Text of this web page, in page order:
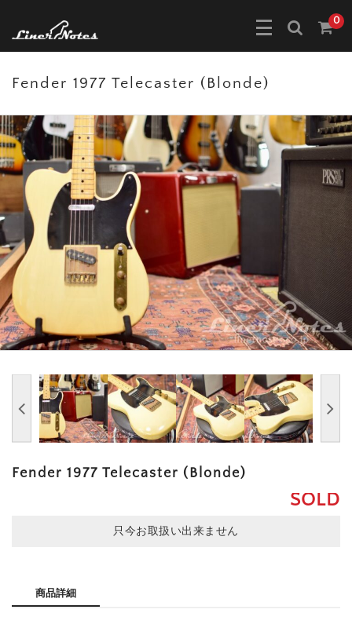
0
Fender 1977 Telecaster (Blonde)
Fender 1977 Telecaster (Blonde)
SOLD
只今お取扱い出来ません
商品詳細